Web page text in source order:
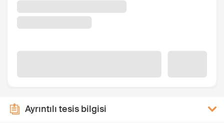
Ayrıntılı tesis bilgisi